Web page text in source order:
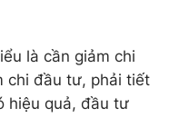
là cần giảm chi
chi đầu tư, phải tiết
hiệu quả, đầu tư